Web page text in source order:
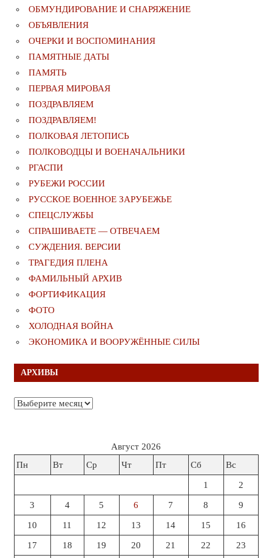
ОБМУНДИРОВАНИЕ И СНАРЯЖЕНИЕ
ОБЪЯВЛЕНИЯ
ОЧЕРКИ И ВОСПОМИНАНИЯ
ПАМЯТНЫЕ ДАТЫ
ПАМЯТЬ
ПЕРВАЯ МИРОВАЯ
ПОЗДРАВЛЯЕМ
ПОЗДРАВЛЯЕМ!
ПОЛКОВАЯ ЛЕТОПИСЬ
ПОЛКОВОДЦЫ И ВОЕНАЧАЛЬНИКИ
РГАСПИ
РУБЕЖИ РОССИИ
РУССКОЕ ВОЕННОЕ ЗАРУБЕЖЬЕ
СПЕЦСЛУЖБЫ
СПРАШИВАЕТЕ — ОТВЕЧАЕМ
СУЖДЕНИЯ. ВЕРСИИ
ТРАГЕДИЯ ПЛЕНА
ФАМИЛЬНЫЙ АРХИВ
ФОРТИФИКАЦИЯ
ФОТО
ХОЛОДНАЯ ВОЙНА
ЭКОНОМИКА И ВООРУЖЁННЫЕ СИЛЫ
АРХИВЫ
Архивы
Август 2026
Пн
Вт Ср Чт Пт Сб Вс
1 2
3 4 5 6 7 8 9
10 11 12 13 14 15 16
17 18 19 20 21 22 23